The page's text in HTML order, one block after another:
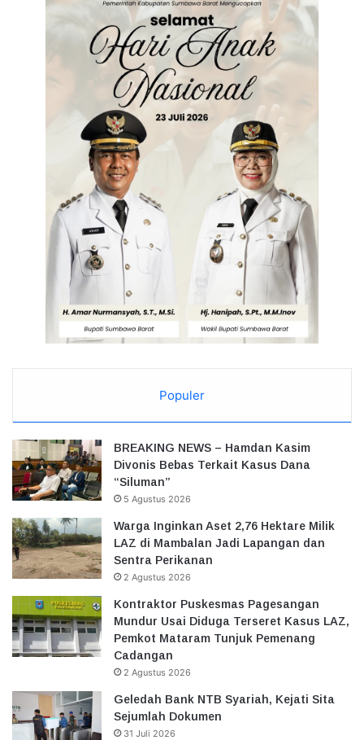
Populer
BREAKING NEWS – Hamdan Kasim
Divonis Bebas Terkait Kasus Dana
“Siluman”
5 Agustus 2026
Warga Inginkan Aset 2,76 Hektare Milik
LAZ di Mambalan Jadi Lapangan dan
Sentra Perikanan
2 Agustus 2026
Kontraktor Puskesmas Pagesangan
Mundur Usai Diduga Terseret Kasus LAZ,
Pemkot Mataram Tunjuk Pemenang
Cadangan
2 Agustus 2026
Geledah Bank NTB Syariah, Kejati Sita
Sejumlah Dokumen
31 Juli 2026